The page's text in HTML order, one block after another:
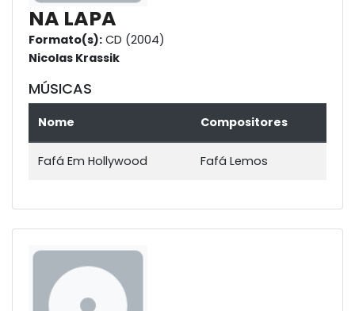
NA LAPA
Formato(s): CD (2004)
Nicolas Krassik
MÚSICAS
Nome Compositores
Fafá Em Hollywood Fafá Lemos